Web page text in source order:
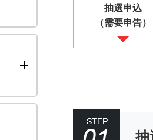
抽選申込
（需要申告）
抽